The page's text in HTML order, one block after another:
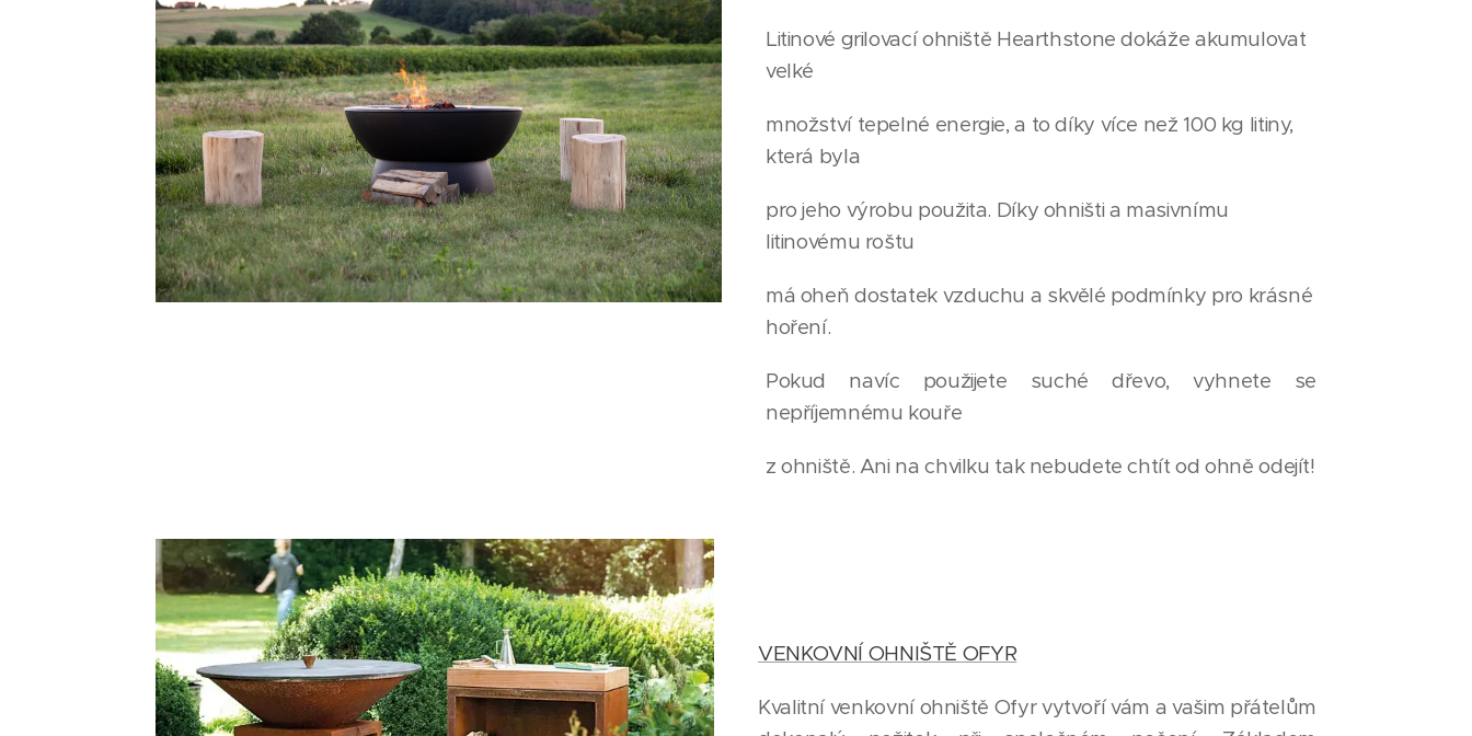
Litinové grilovací ohniště Hearthstone dokáže akumulovat
velké
množství tepelné energie, a to díky více než 100 kg litiny,
která byla
pro jeho výrobu použita. Díky ohništi a masivnímu
litinovému roštu
má oheň dostatek vzduchu a skvělé podmínky pro krásné
hoření.
Pokud navíc použijete suché dřevo, vyhnete se
nepříjemnému kouře
z ohniště. Ani na chvilku tak nebudete chtít od ohně odejít!
VENKOVNÍ OHNIŠTĚ OFYR
Kvalitní venkovní ohniště Ofyr vytvoří vám a vašim přátelům